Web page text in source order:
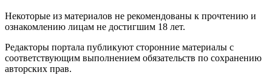
Некоторые из материалов не рекомендованы к прочтению и
ознакомлению лицам не достигшим 18 лет.
Редакторы портала публикуют сторонние материалы с
соответствующим выполнением обязательств по сохранению
авторских прав.